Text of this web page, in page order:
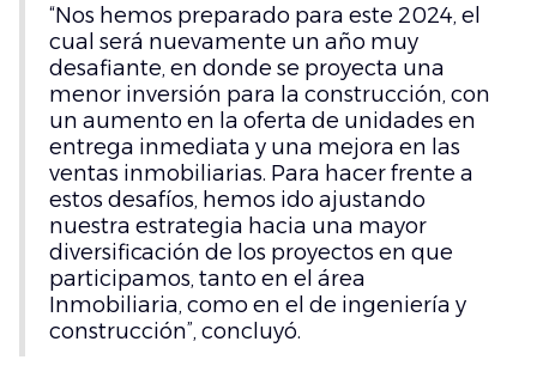
“Nos hemos preparado para este 2024, el
cual será nuevamente un año muy
desafiante, en donde se proyecta una
menor inversión para la construcción, con
un aumento en la oferta de unidades en
entrega inmediata y una mejora en las
ventas inmobiliarias. Para hacer frente a
estos desafíos, hemos ido ajustando
nuestra estrategia hacia una mayor
diversificación de los proyectos en que
participamos, tanto en el área
Inmobiliaria, como en el de ingeniería y
construcción”, concluyó.